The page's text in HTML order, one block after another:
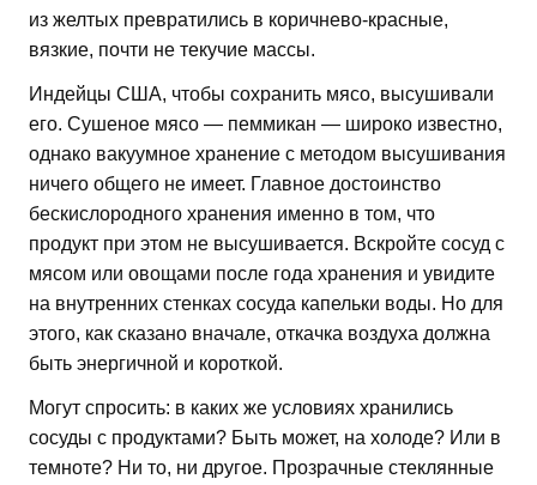
из желтых превратились в коричнево-красные,
вязкие, почти не текучие массы.
Индейцы США, чтобы сохранить мясо, высушивали
его. Сушеное мясо — пеммикан — широко известно,
однако вакуумное хранение с методом высушивания
ничего общего не имеет. Главное достоинство
бескислородного хранения именно в том, что
продукт при этом не высушивается. Вскройте сосуд с
мясом или овощами после года хранения и увидите
на внутренних стенках сосуда капельки воды. Но для
этого, как сказано вначале, откачка воздуха должна
быть энергичной и короткой.
Могут спросить: в каких же условиях хранились
сосуды с продуктами? Быть может, на холоде? Или в
темноте? Ни то, ни другое. Прозрачные стеклянные